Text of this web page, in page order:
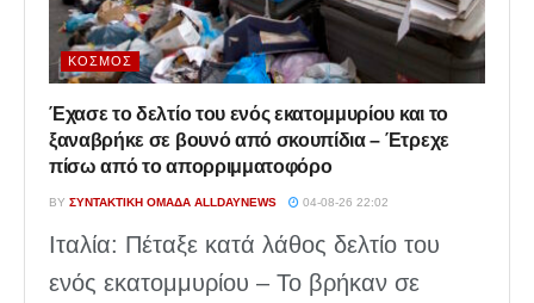
ΚΌΣΜΟΣ
Έχασε το δελτίο του ενός εκατομμυρίου και το
ξαναβρήκε σε βουνό από σκουπίδια – Έτρεχε
πίσω από το απορριμματοφόρο
BY ΣΥΝΤΑΚΤΙΚΉ ΟΜΆΔΑ ALLDAYNEWS 04-08-26 22:02
Ιταλία: Πέταξε κατά λάθος δελτίο του
ενός εκατομμυρίου – Το βρήκαν σε